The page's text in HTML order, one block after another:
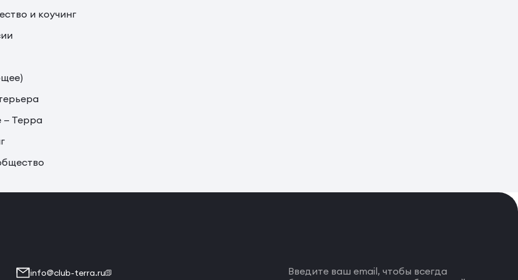
и коучинг
— Терра
info@club-terra.ru
Введите ваш email, чтобы всегда